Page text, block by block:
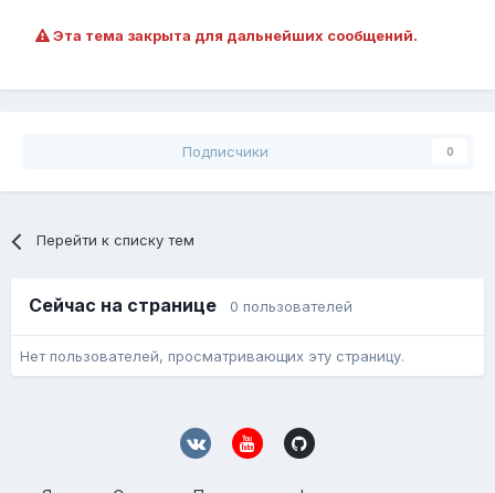
Эта тема закрыта для дальнейших сообщений.
Подписчики 0
Перейти к списку тем
Сейчас на странице 0 пользователей
Нет пользователей, просматривающих эту страницу.